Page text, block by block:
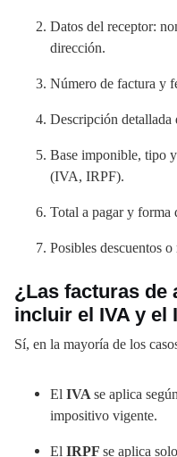
Datos del receptor:
dirección.
Número de factura y
Descripción detallada
Base imponible, tipo
(IVA, IRPF).
Total a pagar y forma
Posibles descuentos o
¿Las facturas de
incluir el IVA y el
Sí, en la mayoría de los
El IVA se aplica
impositivo vigente.
El IRPF se aplica